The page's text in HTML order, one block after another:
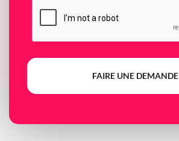
FAIRE UNE DEMANDE